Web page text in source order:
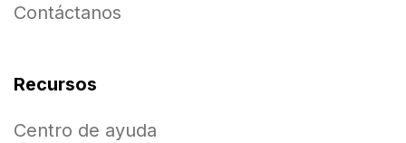
Contáctanos
Recursos
Centro de ayuda